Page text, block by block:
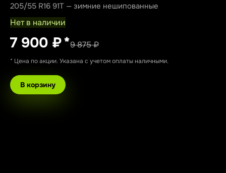
205/55 R16 91T — зимние нешипованные
Нет в наличии
7 900 ₽*9 875 ₽
* Цена по акции. Указана с учетом оплаты наличными.
В корзину